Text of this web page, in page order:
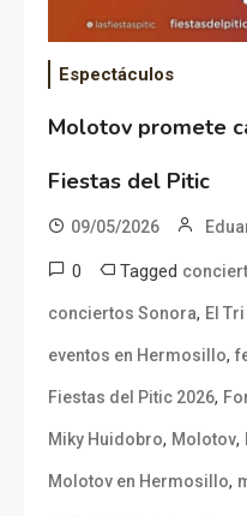
Espectáculos
Molotov promete
Fiestas del Pitic
09/05/2026
0 Tagged
conciertos Sonora, El
eventos en Hermosillo,
Fiestas del Pitic 2026,
Miky Huidobro, Molotov,
Molotov en Hermosillo,